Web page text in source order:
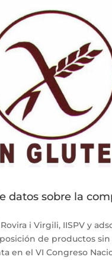
datos sobre la
i Virgili, IISPV y
de productos
en el VI Congreso